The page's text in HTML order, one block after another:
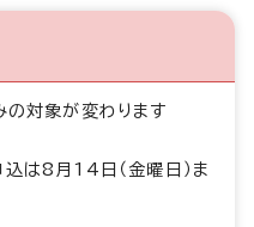
対象が変わります
は8月14日（金曜日）ま